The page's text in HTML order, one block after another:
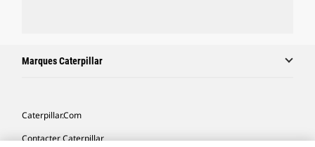
Marques Caterpillar
Caterpillar.com
Contacter Caterpillar